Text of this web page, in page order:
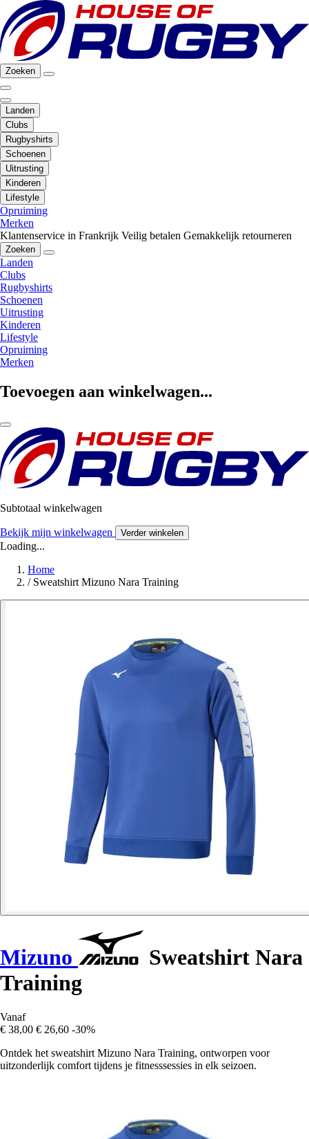
Zoeken
Landen
Clubs
Rugbyshirts
Schoenen
Uitrusting
Kinderen
Lifestyle
Opruiming
Merken
Klantenservice in Frankrijk Veilig betalen Gemakkelijk retourneren
Zoeken
Landen
Clubs
Rugbyshirts
Schoenen
Uitrusting
Kinderen
Lifestyle
Opruiming
Merken
Toevoegen aan winkelwagen...
Subtotaal winkelwagen
Bekijk mijn winkelwagen Verder winkelen
Loading...
Home
/ Sweatshirt Mizuno Nara Training
Mizuno
Sweatshirt Nara
Training
Vanaf
€ 38,00 € 26,60 -30%
Ontdek het sweatshirt Mizuno Nara Training, ontworpen voor
uitzonderlijk comfort tijdens je fitnesssessies in elk seizoen.